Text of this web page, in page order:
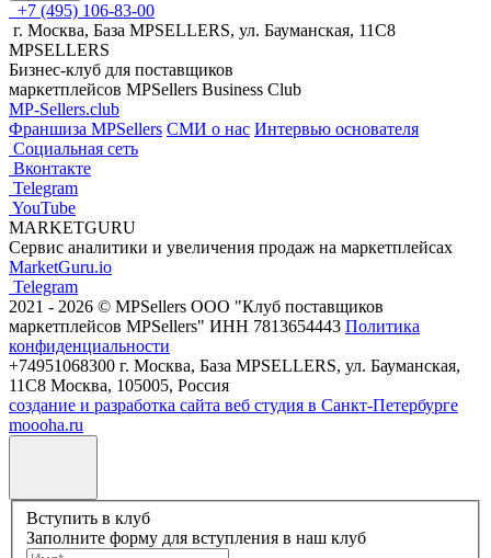
+7 (495) 106-83-00
г. Москва, База MPSELLERS, ул. Бауманская, 11С8
MPSELLERS
Бизнес-клуб для поставщиков
маркетплейсов MPSellers Business Club
MP-Sellers.club
Франшиза MPSellers СМИ о нас Интервью основателя
Cоциальная сеть
Вконтакте
Telegram
YouTube
MARKETGURU
Сервис аналитики и увеличения продаж на маркетплейсах
MarketGuru.io
Telegram
2021 - 2026 © MPSellers ООО "Клуб поставщиков
маркетплейсов MPSellers" ИНН 7813654443 Политика
конфиденциальности
+74951068300 г. Москва, База MPSELLERS, ул. Бауманская,
11С8 Москва, 105005, Россия
создание и разработка сайта веб студия в Санкт-Петербурге
moooha.ru
Вступить в клуб
Заполните форму для вступления в наш клуб